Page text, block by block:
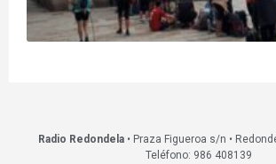
Radio Redondela• Praza Figueroa s/n •
Teléfono: 986 408139